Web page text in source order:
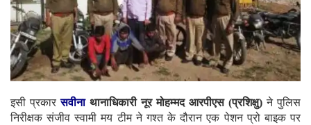
इसी प्रकारसवीना थानाधिकारी नूर मोहम्मद आरपीएस (प्रशिक्षु) ने पुलिस
निरीक्षक संजीव स्वामी मय टीम ने गश्त के दौरान एक पेशन प्रो बाइक पर